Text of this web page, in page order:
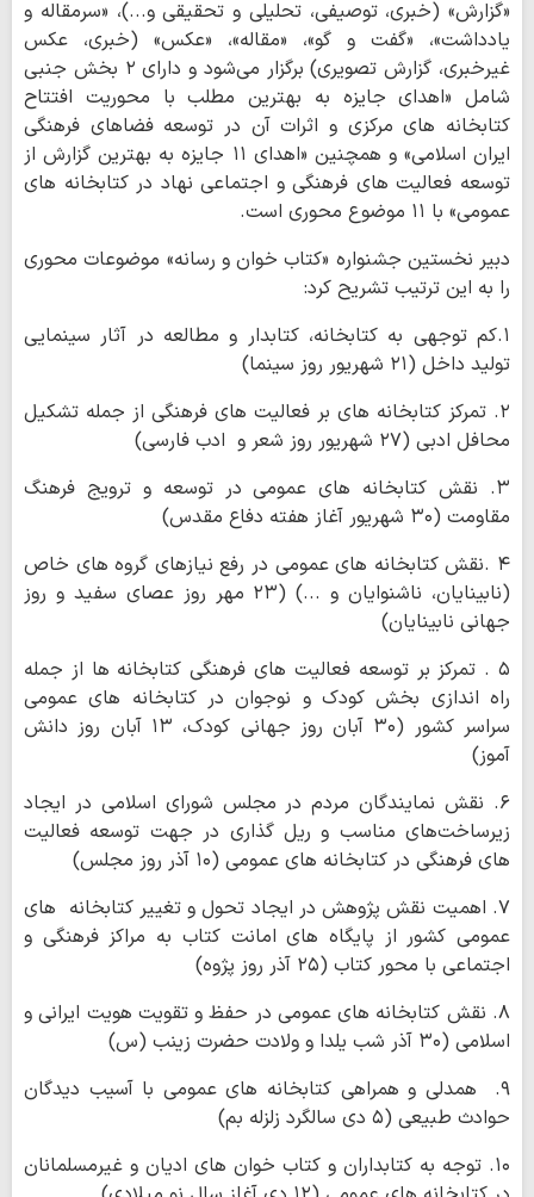
«گزارش» (خبری، توصیفی، تحلیلی و تحقیقی و...)، «سرمقاله و
یادداشت»، «گفت و گو»، «مقاله»، «عکس» (خبری، عکس
غیرخبری، گزارش تصویری) برگزار می‌شود و دارای ۲ بخش جنبی
شامل «اهدای جایزه به بهترین مطلب با محوریت افتتاح
کتابخانه های مرکزی و اثرات آن در توسعه فضاهای فرهنگی
ایران اسلامی» و همچنین «اهدای ۱۱ جایزه به بهترین گزارش از
توسعه فعالیت های فرهنگی و اجتماعی نهاد در کتابخانه های
عمومی» با ۱۱ موضوع محوری است.
دبیر نخستین جشنواره «کتاب خوان و رسانه» موضوعات محوری
را به این ترتیب تشریح کرد:
۱.کم توجهی به کتابخانه، کتابدار و مطالعه در آثار سینمایی
تولید داخل (۲۱ شهریور روز سینما)
۲. تمرکز کتابخانه های بر فعالیت های فرهنگی از جمله تشکیل
محافل ادبی (۲۷ شهریور روز شعر و ادب فارسی)
۳. نقش کتابخانه های عمومی در توسعه و ترویج فرهنگ
مقاومت (۳۰ شهریور آغاز هفته دفاع مقدس)
۴ .نقش کتابخانه های عمومی در رفع نیازهای گروه های خاص
(نابینایان، ناشنوایان و ...) (۲۳ مهر روز عصای سفید و روز
جهانی نابینایان)
۵ . تمرکز بر توسعه فعالیت های فرهنگی کتابخانه ها از جمله
راه اندازی بخش کودک و نوجوان در کتابخانه های عمومی
سراسر کشور (۳۰ آبان روز جهانی کودک، ۱۳ آبان روز دانش
آموز)
۶. نقش نمایندگان مردم در مجلس شورای اسلامی در ایجاد
زیرساخت‌های مناسب و ریل گذاری در جهت توسعه فعالیت
های فرهنگی در کتابخانه های عمومی (۱۰ آذر روز مجلس)
۷. اهمیت نقش پژوهش در ایجاد تحول و تغییر کتابخانه های
عمومی کشور از پایگاه های امانت کتاب به مراکز فرهنگی و
اجتماعی با محور کتاب (۲۵ آذر روز پژوه)
۸. نقش کتابخانه های عمومی در حفظ و تقویت هویت ایرانی و
اسلامی (۳۰ آذر شب یلدا و ولادت حضرت زینب (س)
۹. همدلی و همراهی کتابخانه های عمومی با آسیب دیدگان
حوادث طبیعی (۵ دی سالگرد زلزله بم)
۱۰. توجه به کتابداران و کتاب خوان های ادیان و غیرمسلمانان